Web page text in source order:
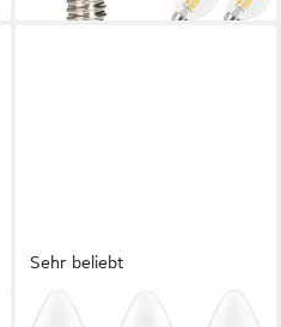
Sehr beliebt
PAULMANN